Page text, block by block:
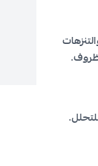
ظروف.